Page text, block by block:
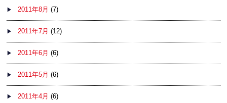
2011年8月 (7)
2011年7月 (12)
2011年6月 (6)
2011年5月 (6)
2011年4月 (6)